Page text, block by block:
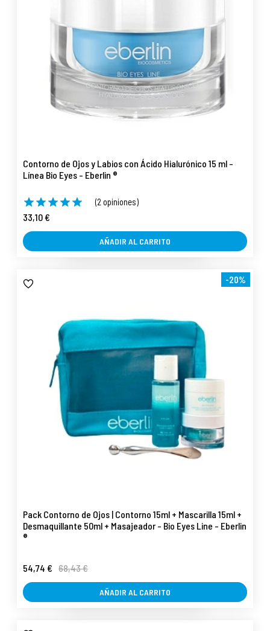
Contorno de Ojos y Labios con Ácido Hialurónico 15 ml -
Línea Bio Eyes - Eberlin ®
(2 opiniones)
33,10 €
AÑADIR AL CARRITO
-20%
Pack Contorno de Ojos | Contorno 15ml + Mascarilla 15ml +
Desmaquillante 50ml + Masajeador - Bio Eyes Line - Eberlin
®
54,74 € 68,43 €
AÑADIR AL CARRITO